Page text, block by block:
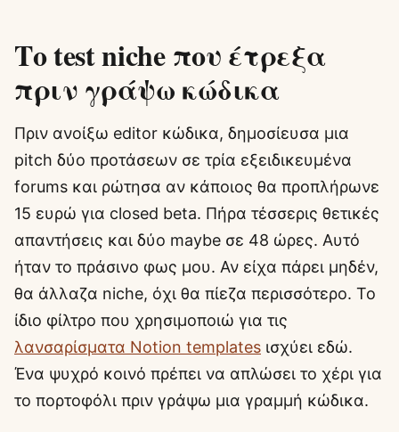
Το test niche που έτρεξα
πριν γράψω κώδικα
Πριν ανοίξω editor κώδικα, δημοσίευσα μια
pitch δύο προτάσεων σε τρία εξειδικευμένα
forums και ρώτησα αν κάποιος θα προπλήρωνε
15 ευρώ για closed beta. Πήρα τέσσερις θετικές
απαντήσεις και δύο maybe σε 48 ώρες. Αυτό
ήταν το πράσινο φως μου. Αν είχα πάρει μηδέν,
θα άλλαζα niche, όχι θα πίεζα περισσότερο. Το
ίδιο φίλτρο που χρησιμοποιώ για τις
λανσαρίσματα Notion templates ισχύει εδώ.
Ένα ψυχρό κοινό πρέπει να απλώσει το χέρι για
το πορτοφόλι πριν γράψω μια γραμμή κώδικα.